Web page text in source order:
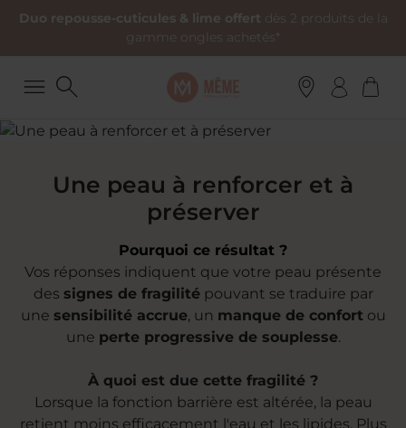
Duo repousse-cuticules & lime offert dès 2 produits de la
gamme ongles achetés*
Une peau à renforcer et à
préserver
Pourquoi ce résultat ?
Vos réponses indiquent que votre peau présente
des signes de fragilitépouvant se traduire par
une sensibilité accrue, un manque de confort ou
une perte progressive de souplesse.
À quoi est due cette fragilité ?
Lorsque la fonction barrière est altérée, la peau
retient moins efficacement l'eau et les lipides. Plus